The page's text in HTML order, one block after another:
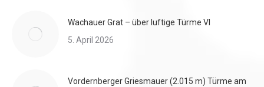
Wachauer Grat – über luftige Türme VI
5. April 2026
Vordernberger Griesmauer (2.015 m) Türme am